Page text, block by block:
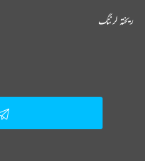
ریختہ لرننگ